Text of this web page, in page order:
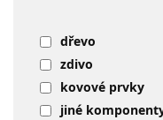
dřevo
zdivo
kovové prvky
jiné